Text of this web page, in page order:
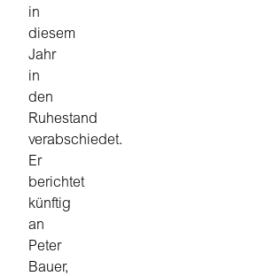
in
diesem
Jahr
in
den
Ruhestand
verabschiedet.
Er
berichtet
künftig
an
Peter
Bauer,